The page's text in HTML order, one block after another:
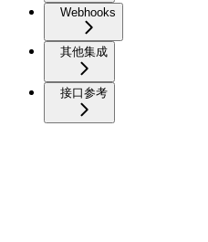
Webhooks
其他集成
接口参考